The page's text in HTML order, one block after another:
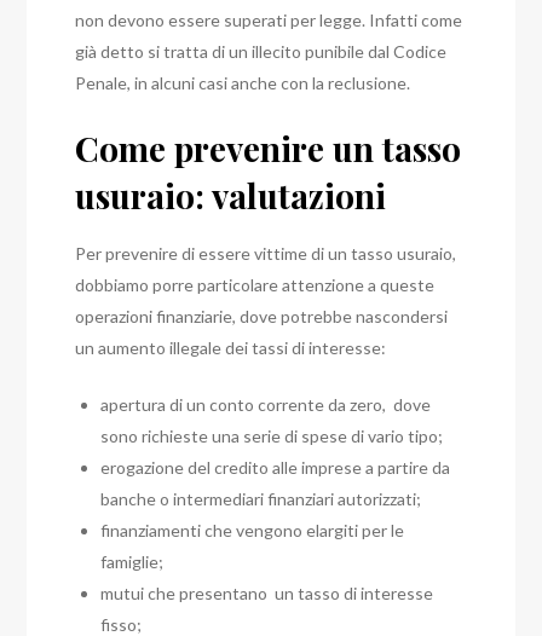
non devono essere superati per legge. Infatti come
già detto si tratta di un illecito punibile dal Codice
Penale, in alcuni casi anche con la reclusione.
Come prevenire un tasso
usuraio: valutazioni
Per prevenire di essere vittime di un tasso usuraio,
dobbiamo porre particolare attenzione a queste
operazioni finanziarie, dove potrebbe nascondersi
un aumento illegale dei tassi di interesse:
apertura di un conto corrente da zero, dove
sono richieste una serie di spese di vario tipo;
erogazione del credito alle imprese a partire da
banche o intermediari finanziari autorizzati;
finanziamenti che vengono elargiti per le
famiglie;
mutui che presentano un tasso di interesse
fisso;